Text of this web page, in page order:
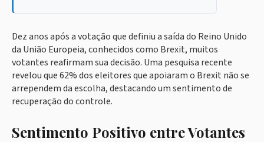
Dez anos após a votação que definiu a saída do Reino Unido
da União Europeia, conhecidos como Brexit, muitos
votantes reafirmam sua decisão. Uma pesquisa recente
revelou que 62% dos eleitores que apoiaram o Brexit não se
arrependem da escolha, destacando um sentimento de
recuperação do controle.
Sentimento Positivo entre Votantes